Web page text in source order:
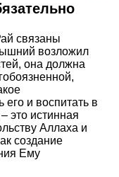
связаны
возложил
она должна
и воспитать в
это истинная
Аллаха и
создание
Ему